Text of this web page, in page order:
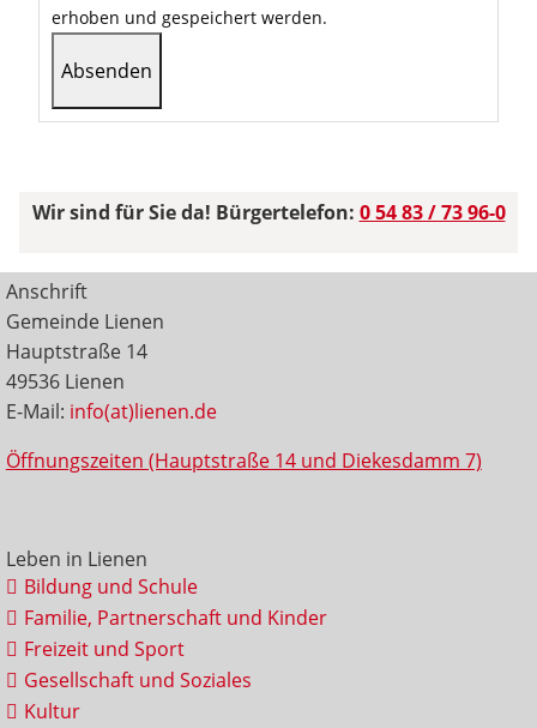
erhoben und gespeichert werden.
Wir sind für Sie da! Bürgertelefon: 0 54 83 / 73 96-0
Anschrift
Gemeinde Lienen
Hauptstraße 14
49536 Lienen
E-Mail: info(at)lienen.de
Öffnungszeiten (Hauptstraße 14 und Diekesdamm 7)
Leben in Lienen
Bildung und Schule
Familie, Partnerschaft und Kinder
Freizeit und Sport
Gesellschaft und Soziales
Kultur